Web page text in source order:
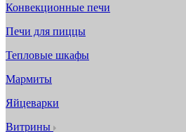
Конвекционные печи
Печи для пиццы
Тепловые шкафы
Мармиты
Яйцеварки
Витрины